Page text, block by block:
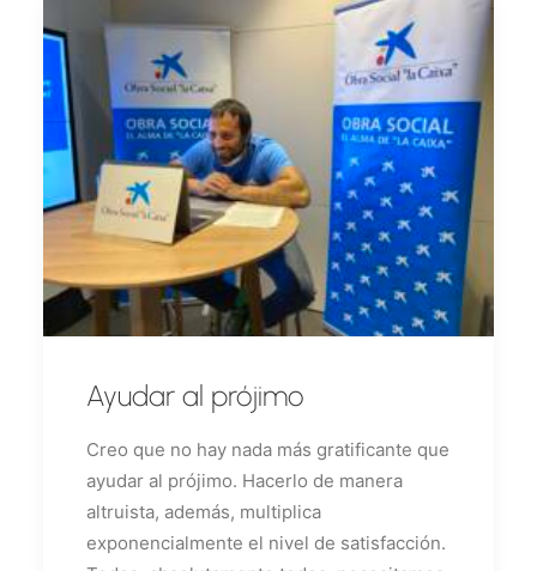
Ayudar al prójimo
Creo que no hay nada más gratificante que
ayudar al prójimo. Hacerlo de manera
altruista, además, multiplica
exponencialmente el nivel de satisfacción.